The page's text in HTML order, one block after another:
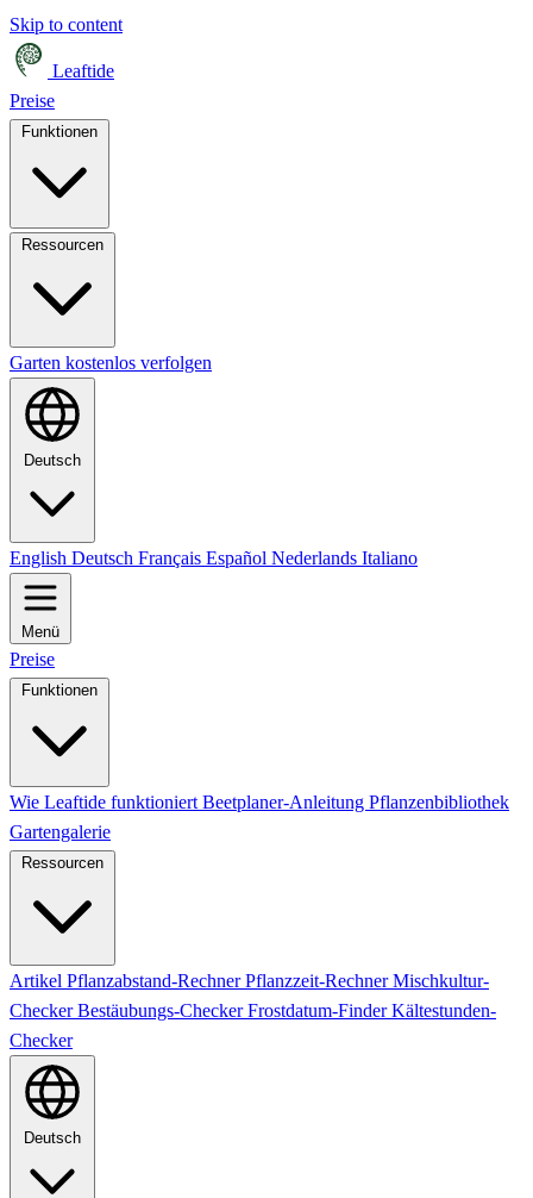
Skip to content
Leaftide
Preise
Garten kostenlos verfolgen
Deutsch
English Deutsch Français Español Nederlands Italiano
Menü
Preise
Funktionen
Wie Leaftide funktioniert Beetplaner-Anleitung Pflanzenbibliothek
Gartengalerie
Ressourcen
Artikel Pflanzabstand-RechnerPflanzzeit-RechnerMischkultur-
CheckerBestäubungs-CheckerFrostdatum-FinderKältestunden-
Checker
Deutsch